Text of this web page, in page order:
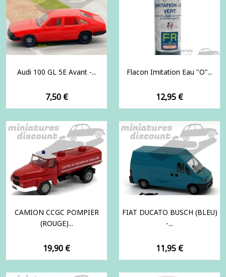
Audi 100 GL 5E Avant -...
Prix
7,50 €
Flacon Imitation Eau "O"...
Prix
12,95 €
CAMION CCGC POMPIER
(ROUGE)...
Prix
19,90 €
FIAT DUCATO BUSCH (BLEU)
-...
Prix
11,95 €